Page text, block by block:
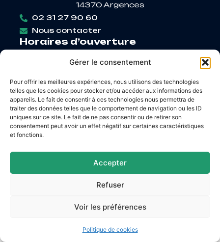
Gérer le consentement
Pour offrir les meilleures expériences, nous utilisons des technologies
telles que les cookies pour stocker et/ou accéder aux informations des
appareils. Le fait de consentir à ces technologies nous permettra de
traiter des données telles que le comportement de navigation ou les ID
uniques sur ce site. Le fait de ne pas consentir ou de retirer son
consentement peut avoir un effet négatif sur certaines caractéristiques
et fonctions.
Accepter
Refuser
Voir les préférences
Politique de cookies
14370 Argences
02 31 27 90 60
Nous contacter
Horaires d’ouverture
Mardi: 9h – 12h / 14h – 18h30
Jeudi: 9h – 12h / 14h – 17h
Vendredi: 9h – 12h / 14h – 16h30
Plan du site
Confidentialité
© 2026 Site & GRU développés par Utopia